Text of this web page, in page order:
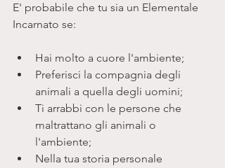
E' probabile che tu sia un Elementale
Incarnato se:
Hai molto a cuore l'ambiente;
Preferisci la compagnia degli
animali a quella degli uomini;
Ti arrabbi con le persone che
maltrattano gli animali o
l'ambiente;
Nella tua storia personale